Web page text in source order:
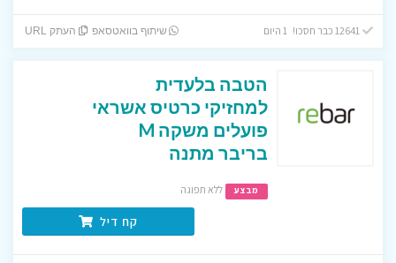
שיתוף בוואטסאפ העתק URL
הטבה בלעדית
למחזיקי כרטיס אשראי
פועלים משקה M
בריבר מתנה
מבצע ללא תפוגה
קח דיל